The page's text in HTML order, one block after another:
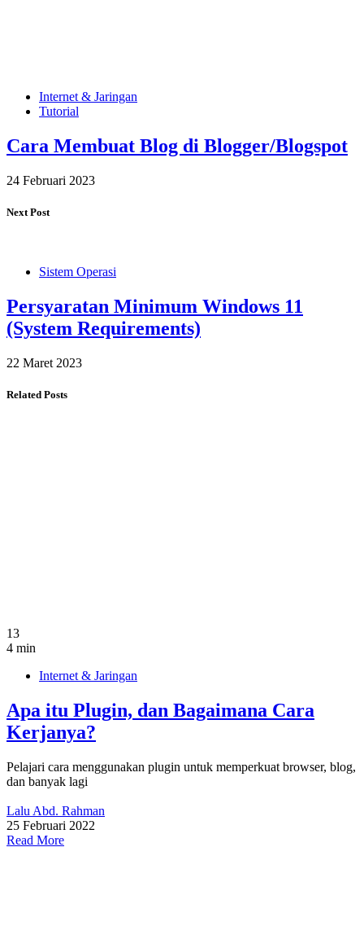
Internet & Jaringan
Tutorial
Cara Membuat Blog di Blogger/Blogspot
24 Februari 2023
Next Post
Sistem Operasi
Persyaratan Minimum Windows 11
(System Requirements)
22 Maret 2023
Related Posts
13
4 min
Internet & Jaringan
Apa itu Plugin, dan Bagaimana Cara
Kerjanya?
Pelajari cara menggunakan plugin untuk memperkuat browser, blog,
dan banyak lagi
Lalu Abd. Rahman
25 Februari 2022
Read More